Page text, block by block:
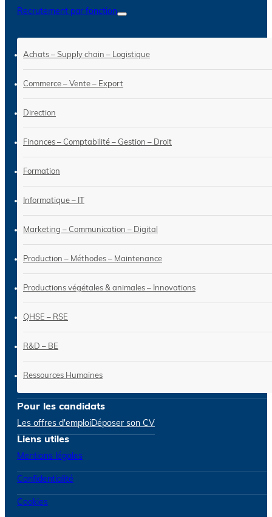
Recrutement par fonction
Achats – Supply chain – Logistique
Commerce – Vente – Export
Direction
Finances – Comptabilité – Gestion – Droit
Formation
Informatique – IT
Marketing – Communication – Digital
Production – Méthodes – Maintenance
Productions végétales & animales – Innovations
QHSE – RSE
R&D – BE
Ressources Humaines
Pour les candidats
Les offres d'emploiDéposer son CV
Liens utiles
Mentions légales
Confidentialité
Cookies